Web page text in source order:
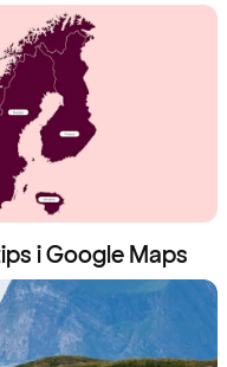
i Google Maps